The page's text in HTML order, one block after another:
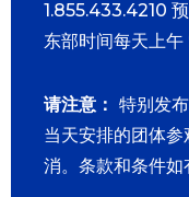
1.855.433.4210
东部时间每天上午
请注意： 特别发
当天安排的团体
消。条款和条件如